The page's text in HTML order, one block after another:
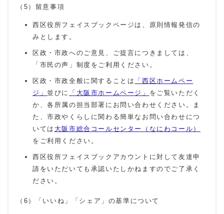
（5）留意事項
西区役所フェイスブックページは、原則情報発信の
みとします。
区政・市政へのご意見、ご提言につきましては、
「市民の声」制度をご利用ください。
区政・市政全般に関することは 「西区ホームペー
ジ」並びに 「大阪市ホームページ」 をご覧いただく
か、各所属の担当部署にお問い合わせください。ま
た、市政やくらしに関わる簡単なお問い合わせにつ
いては 大阪市総合コールセンター（なにわコール）
をご利用ください。
西区役所フェイスブックアカウントに対して友達申
請をいただいても承認いたしかねますのでご了承く
ださい。
（6）「いいね」「シェア」の基準について